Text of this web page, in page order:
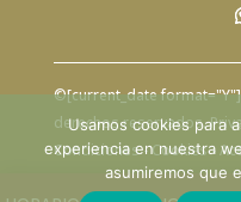
©[current_date format="Y"]
derechos reservados.
Condiciones -Cookies-
Usamos cookies para
experiencia en nuestra
asumiremos que